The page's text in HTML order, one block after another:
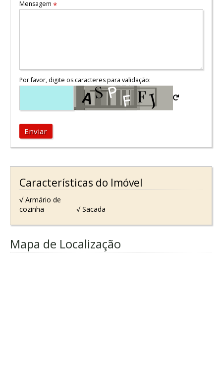
Mensagem *
Por favor, digite os caracteres para validação:
Enviar
Características do Imóvel
√ Armário de
cozinha
√ Sacada
Mapa de Localização